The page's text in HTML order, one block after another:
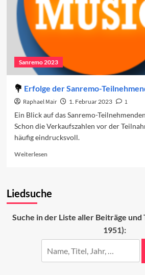
Sanremo 2023
Erfolge der Sanremo-
Raphael Mair 1. Februar 2023
1
Ein Blick auf das Sanremo-
Schon die Verkaufszahlen vor der
häufig eindrucksvoll.
WeiterlesenRead
der
2023
Liedsuche
Suche in der Liste aller Beiträge
1951):